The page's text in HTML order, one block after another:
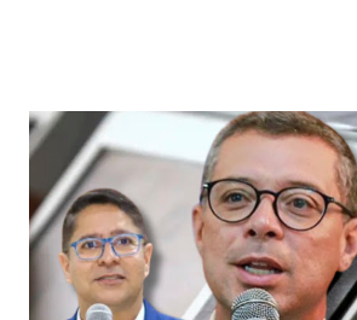
declaração como machista e misógina.
sociais, Laís afirmou que discursos
para o desrespeito e a exclusão das
de poder. “Em meio a muitos casos de
misoginia e desrespeito, tem pré-
machismo com as mulheres. Mulher em